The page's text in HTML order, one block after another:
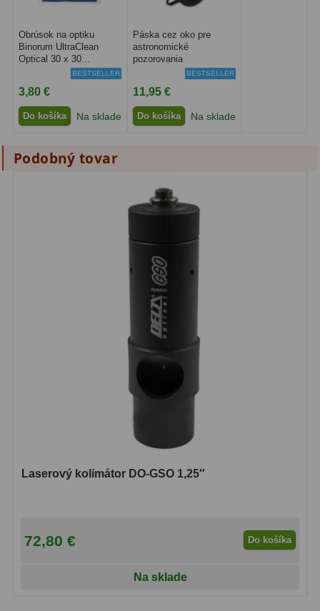
Sekundárne zrkadlá
Binokulárne
Ornitológia a príroda19
17
Obrúsok na optiku
Binorum UltraClean
Optical 30 x 30...
BESTSELLER
3,80 €
Do košíka Na sklade
Páska cez oko pre
astronomické
pozorovania
BESTSELLER
11,95 €
Do košíka Na sklade
Podobný tovar
Laserový kolimátor DO-GSO 1,25″
72,80 € Do košíka
Na sklade